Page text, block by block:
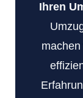
Ihren